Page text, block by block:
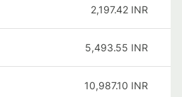
2,197.42 INR
5,493.55 INR
10,987.10 INR